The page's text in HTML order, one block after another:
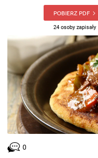
POBIERZ PDF
24 osoby zapisały
0